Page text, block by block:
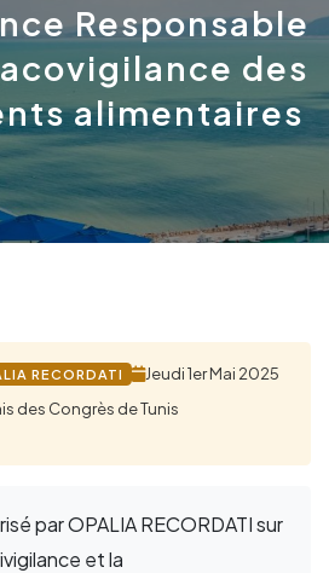
Responsable
des
alimentaires
RECORDATI
Jeudi 1er Mai 2025
des Congrès de Tunis
par OPALIA RECORDATI sur
et la